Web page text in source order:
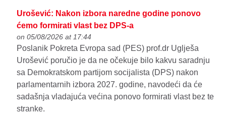
Urošević: Nakon izbora naredne godine ponovo
ćemo formirati vlast bez DPS-a
on 05/08/2026 at 17:44
Poslanik Pokreta Evropa sad (PES) prof.dr Uglješa
Urošević poručio je da ne očekuje bilo kakvu saradnju
sa Demokratskom partijom socijalista (DPS) nakon
parlamentarnih izbora 2027. godine, navodeći da će
sadašnja vladajuća većina ponovo formirati vlast bez te
stranke.